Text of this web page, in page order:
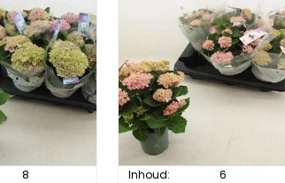
8
Inhoud:
6